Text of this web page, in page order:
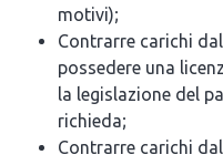
motivi);
Contrarre carichi
possedere una
la legislazione del
richieda;
Contrarre carichi